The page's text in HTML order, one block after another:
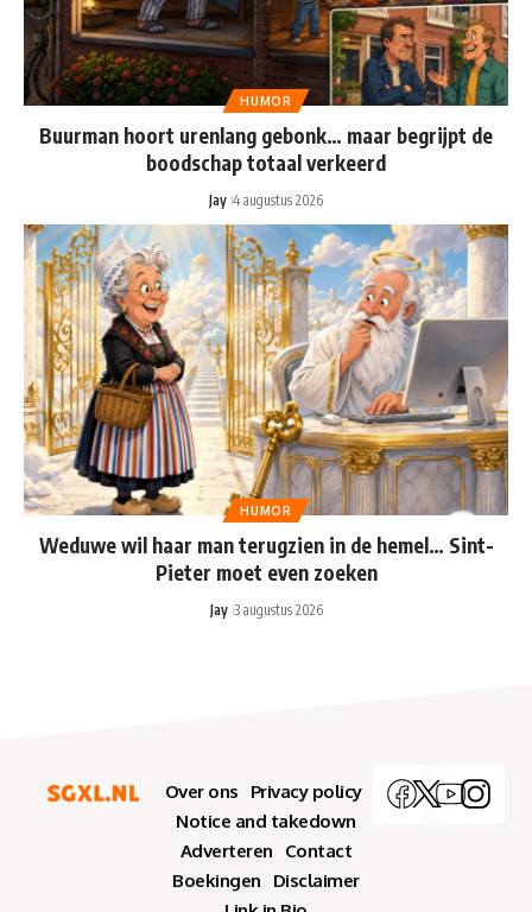
HUMOR
Buurman hoort urenlang gebonk… maar begrijpt de
boodschap totaal verkeerd
Jay 4 augustus 2026
HUMOR
Weduwe wil haar man terugzien in de hemel… Sint-
Pieter moet even zoeken
Jay 3 augustus 2026
Over ons
Privacy policy
Notice and takedown
Adverteren
Contact
Boekingen
Disclaimer